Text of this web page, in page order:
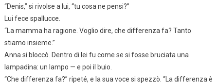
“Denis,” si rivolse a lui, “tu cosa ne pensi?”
Lui fece spallucce.
“La mamma ha ragione. Voglio dire, che differenza fa? Tanto
stiamo insieme.”
Anna si bloccò. Dentro di lei fu come se si fosse bruciata una
lampadina: un lampo — e poi il buio.
“Che differenza fa?” ripeté, e la sua voce si spezzò. “La differenza è